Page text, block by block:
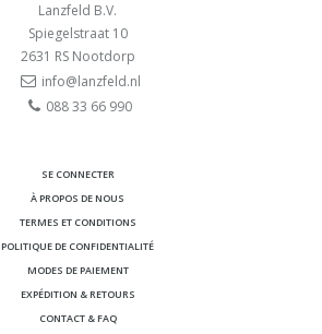
Lanzfeld B.V.
Spiegelstraat 10
2631 RS Nootdorp
info@lanzfeld.nl
088 33 66 990
SE CONNECTER
À PROPOS DE NOUS
TERMES ET CONDITIONS
POLITIQUE DE CONFIDENTIALITÉ
MODES DE PAIEMENT
EXPÉDITION & RETOURS
CONTACT & FAQ